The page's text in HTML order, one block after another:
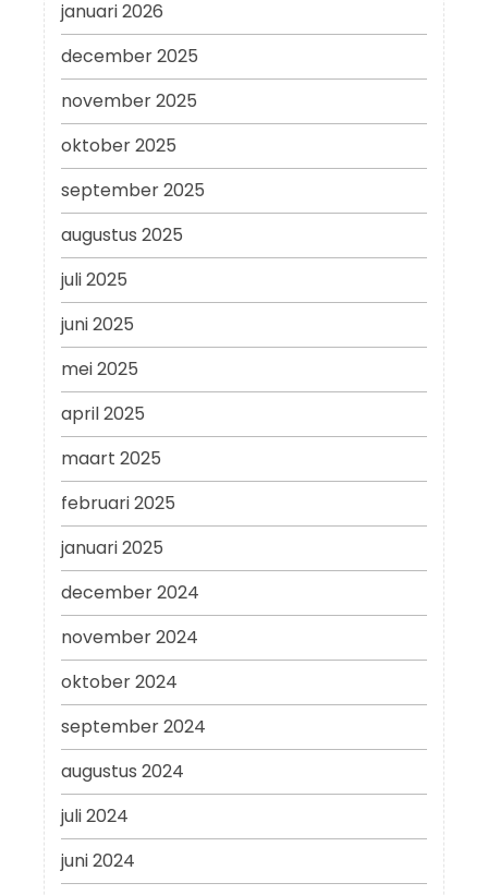
januari 2026
december 2025
november 2025
oktober 2025
september 2025
augustus 2025
juli 2025
juni 2025
mei 2025
april 2025
maart 2025
februari 2025
januari 2025
december 2024
november 2024
oktober 2024
september 2024
augustus 2024
juli 2024
juni 2024